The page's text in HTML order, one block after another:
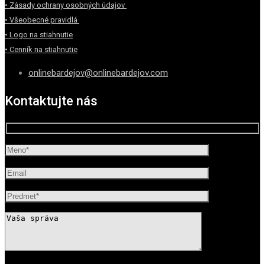
• Zásady ochrany osobných údajov
• Všeobecné pravidlá
• Logo na stiahnutie
• Cenník na stiahnutie
onlinebardejov@onlinebardejov.com
Kontaktujte nás